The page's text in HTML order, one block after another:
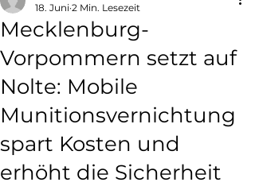
Mecklenburg-
Vorpommern setzt auf
Nolte: Mobile
Munitionsvernichtung
spart Kosten und
erhöht die Sicherheit
18. Juni 2 Min. Lesezeit